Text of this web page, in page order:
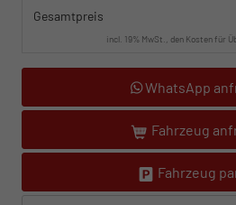
Gesamtpreis
incl. 19% MwSt., den Kosten für
WhatsApp
Fahrzeug
Fahrzeug